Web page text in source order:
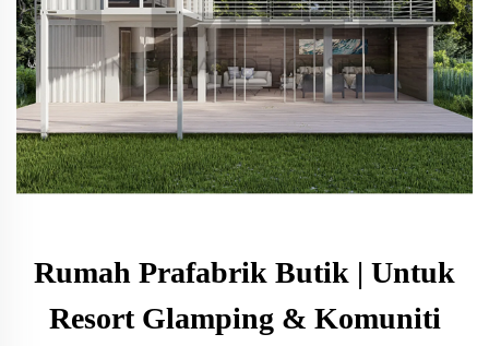
Rumah Prafabrik Butik | Untuk
Resort Glamping & Komuniti